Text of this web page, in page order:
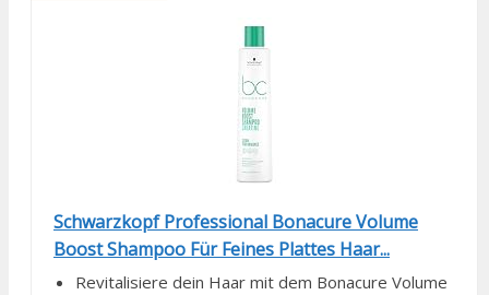
Schwarzkopf Professional Bonacure Volume
Boost Shampoo Für Feines Plattes Haar...
Revitalisiere dein Haar mit dem Bonacure Volume